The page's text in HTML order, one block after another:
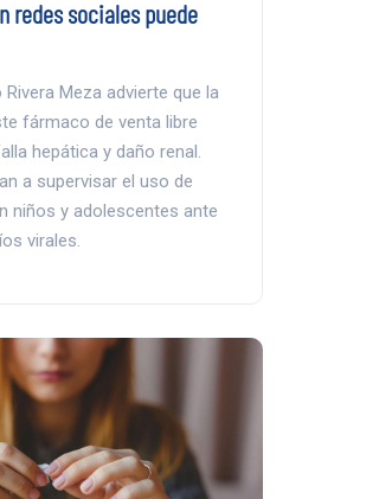
redes sociales puede
Meza advierte que la
fármaco de venta libre
hepática y daño renal.
a supervisar el uso de
niños y adolescentes ante
virales.